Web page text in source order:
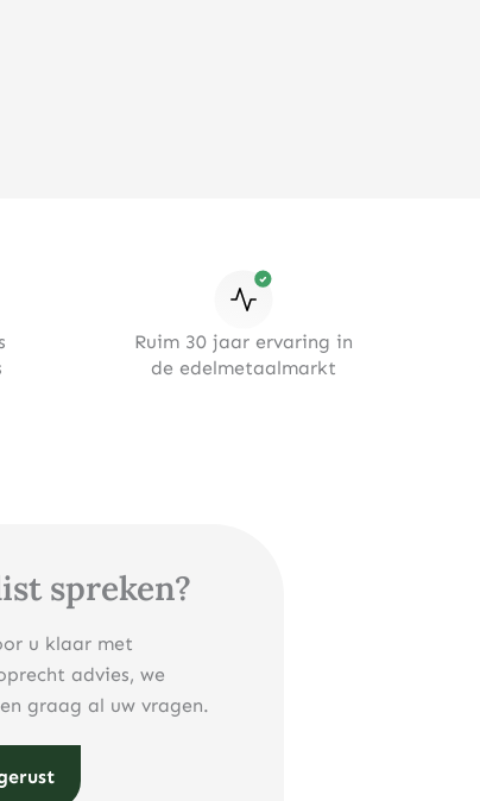
Ruim 30 jaar ervaring in
de edelmetaalmarkt
spreken?
u klaar met
advies, we
graag al uw vragen.